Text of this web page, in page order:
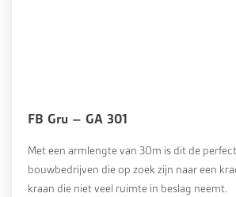
FB Gru – GA 301
Met een armlengte van 30m is dit de
bouwbedrijven die op zoek zijn naar een
kraan die niet veel ruimte in beslag neemt.